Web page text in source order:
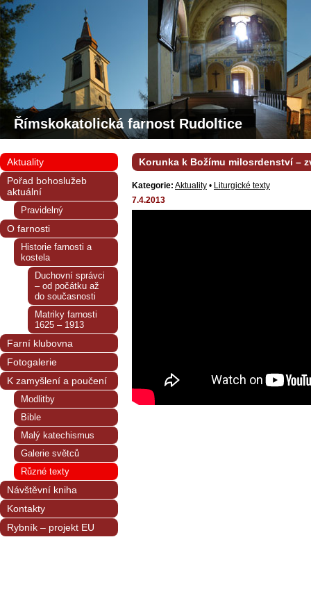
Římskokatolická farnost Rudoltice
Korunka k Božímu milosrdenství –
Kategorie: Aktuality • Liturgické texty
7.4.2013
Aktuality
Pořad bohoslužeb
aktuální
Pravidelný
O farnosti
Historie farnosti a
kostela
Duchovní správci
– od počátku až
do současnosti
Matriky farnosti
1625 – 1913
Farní klubovna
Fotogalerie
K zamyšlení a poučení
Modlitby
Bible
Malý katechismus
Galerie světců
Různé texty
Návštěvní kniha
Kontakty
Rybník – projekt EU